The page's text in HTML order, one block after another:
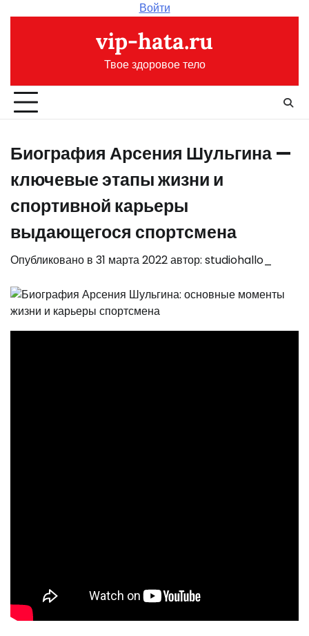
Войти
vip-hata.ru
Твое здоровое тело
Биография Арсения Шульгина —
ключевые этапы жизни и
спортивной карьеры
выдающегося спортсмена
Опубликовано в 31 марта 2022автор: studiohallo_